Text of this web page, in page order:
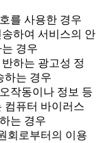
를 사용한 경우
하여 서비스의 안
경우
하는 광고성 정
하는 경우
작동이나 정보 등
컴퓨터 바이러스
는 경우
회로부터의 이용